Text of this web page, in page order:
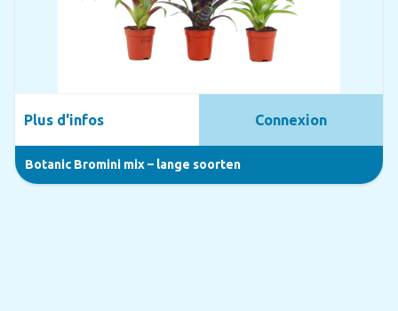
Botanic Bromini mix – lange soorten
Plus d'infos Connexion